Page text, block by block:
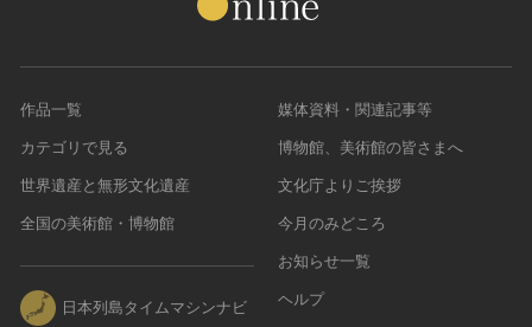
作品一覧
カテゴリで見る
世界遺産と無形文化遺産
全国の美術館・博物館
日本列島タイムマシンナビ
媒体資料・関連記事等
博物館、美術館の皆さまへ
文化庁よりご挨拶
今月のみどころ
お知らせ一覧
ヘルプ